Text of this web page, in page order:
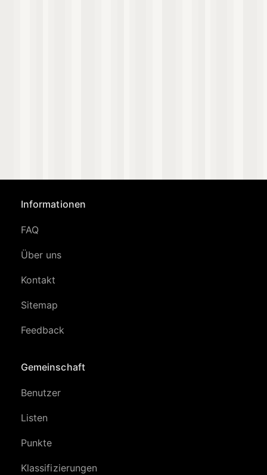
Informationen
FAQ
Über uns
Kontakt
Sitemap
Feedback
Gemeinschaft
Benutzer
Listen
Punkte
Klassifizierungen